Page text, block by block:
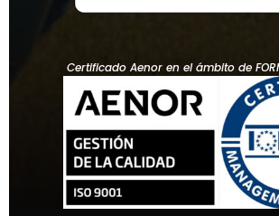
Certificado Aenor en el ámbito de